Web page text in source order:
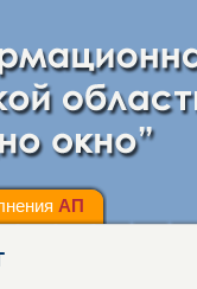
АП